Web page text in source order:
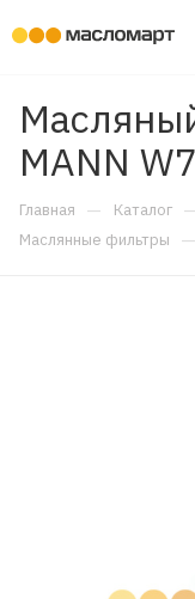
MANN
Главная — Каталог
Маслянные фильтры —